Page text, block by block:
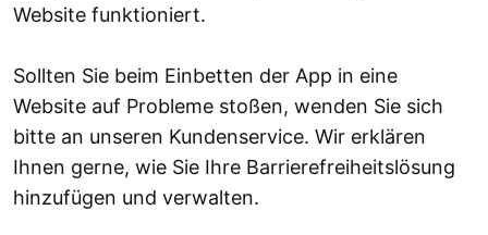
Website funktioniert.
Sollten Sie beim Einbetten der App in eine
Website auf Probleme stoßen, wenden Sie sich
bitte an unseren Kundenservice. Wir erklären
Ihnen gerne, wie Sie Ihre Barrierefreiheitslösung
hinzufügen und verwalten.